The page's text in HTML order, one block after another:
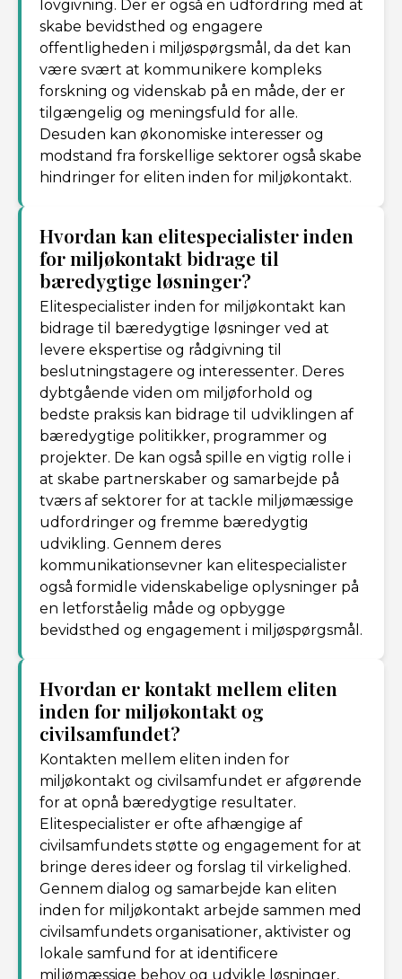
lovgivning. Der er også en udfordring med at
skabe bevidsthed og engagere
offentligheden i miljøspørgsmål, da det kan
være svært at kommunikere kompleks
forskning og videnskab på en måde, der er
tilgængelig og meningsfuld for alle.
Desuden kan økonomiske interesser og
modstand fra forskellige sektorer også skabe
hindringer for eliten inden for miljøkontakt.
Hvordan kan elitespecialister inden
for miljøkontakt bidrage til
bæredygtige løsninger?
Elitespecialister inden for miljøkontakt kan
bidrage til bæredygtige løsninger ved at
levere ekspertise og rådgivning til
beslutningstagere og interessenter. Deres
dybtgående viden om miljøforhold og
bedste praksis kan bidrage til udviklingen af ​​
bæredygtige politikker, programmer og
projekter. De kan også spille en vigtig rolle i
at skabe partnerskaber og samarbejde på
tværs af sektorer for at tackle miljømæssige
udfordringer og fremme bæredygtig
udvikling. Gennem deres
kommunikationsevner kan elitespecialister
også formidle videnskabelige oplysninger på
en letforståelig måde og opbygge
bevidsthed og engagement i miljøspørgsmål.
Hvordan er kontakt mellem eliten
inden for miljøkontakt og
civilsamfundet?
Kontakten mellem eliten inden for
miljøkontakt og civilsamfundet er afgørende
for at opnå bæredygtige resultater.
Elitespecialister er ofte afhængige af
civilsamfundets støtte og engagement for at
bringe deres ideer og forslag til virkelighed.
Gennem dialog og samarbejde kan eliten
inden for miljøkontakt arbejde sammen med
civilsamfundets organisationer, aktivister og
lokale samfund for at identificere
miljømæssige behov og udvikle løsninger,